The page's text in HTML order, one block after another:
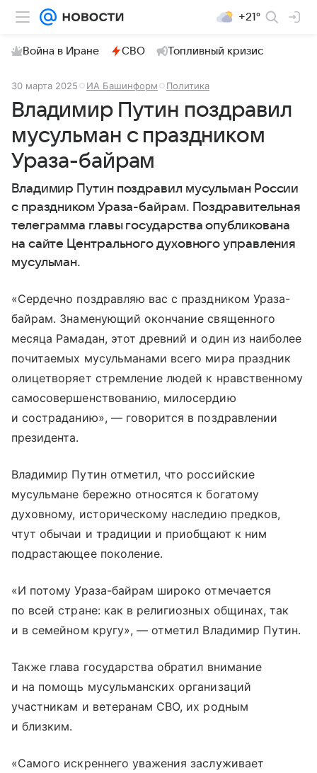
+21°
Война в Иране СВО Топливный кризис
30 марта 2025 ИА Башинформ Политика
Владимир Путин поздравил
мусульман с праздником
Ураза-байрам
Владимир Путин поздравил мусульман России
с праздником Ураза-байрам. Поздравительная
телеграмма главы государства опубликована
на сайте Центрального духовного управления
мусульман.
«Сердечно поздравляю вас с праздником Ураза-
байрам. Знаменующий окончание священного
месяца Рамадан, этот древний и один из наиболее
почитаемых мусульманами всего мира праздник
олицетворяет стремление людей к нравственному
самосовершенствованию, милосердию
и состраданию», — говорится в поздравлении
президента.
Владимир Путин отметил, что российские
мусульмане бережно относятся к богатому
духовному, историческому наследию предков,
чтут обычаи и традиции и приобщают к ним
подрастающее поколение.
«И потому Ураза-байрам широко отмечается
по всей стране: как в религиозных общинах, так
и в семейном кругу», — отметил Владимир Путин.
Также глава государства обратил внимание
и на помощь мусульманских организаций
участникам и ветеранам СВО, их родным
и близким.
«Самого искреннего уважения заслуживает